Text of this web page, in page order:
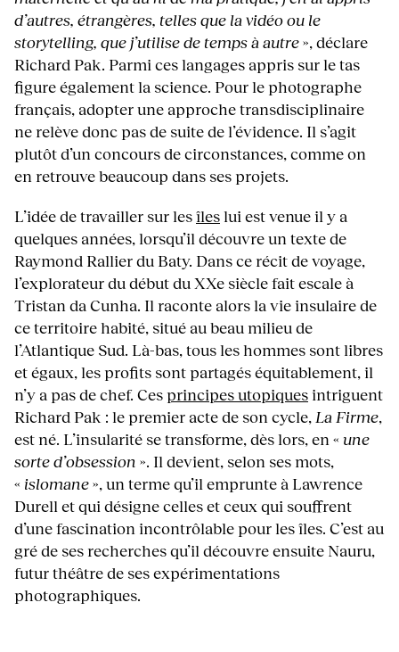
d’autres, étrangères, telles que la vidéo ou le
storytelling, que j’utilise de temps à autre», déclare
Richard Pak. Parmi ces langages appris sur le tas
figure également la science. Pour le photographe
français, adopter une approche transdisciplinaire
ne relève donc pas de suite de l’évidence. Il s’agit
plutôt d’un concours de circonstances, comme on
en retrouve beaucoup dans ses projets.
L’idée de travailler sur lesîleslui est venue il y a
quelques années, lorsqu’il découvre un texte de
Raymond Rallier du Baty. Dans ce récit de voyage,
l’explorateur du début du XXe siècle fait escale à
Tristan da Cunha. Il raconte alors la vie insulaire de
ce territoire habité, situé au beau milieu de
l’Atlantique Sud. Là-bas, tous les hommes sont libres
et égaux, les profits sont partagés équitablement, il
n’y a pas de chef. Cesprincipes utopiquesintriguent
Richard Pak : le premier acte de son cycle, La Firme,
est né. L’insularité se transforme, dès lors, en « une
sorte d’obsession ». Il devient, selon ses mots,
« islomane», un terme qu’il emprunte à Lawrence
Durell et qui désigne celles et ceux qui souffrent
d’une fascination incontrôlable pour les îles. C’est au
gré de ses recherches qu’il découvre ensuite Nauru,
futur théâtre de ses expérimentations
photographiques.